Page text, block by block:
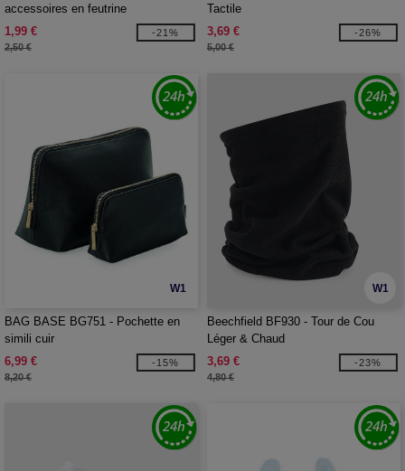
accessoires en feutrine
1,99 €
2,50 €
-21%
Tactile
3,69 €
5,00 €
-26%
W1
BAG BASE BG751 - Pochette en
simili cuir
6,99 €
8,20 €
-15%
W1
Beechfield BF930 - Tour de Cou
Léger & Chaud
3,69 €
4,80 €
-23%